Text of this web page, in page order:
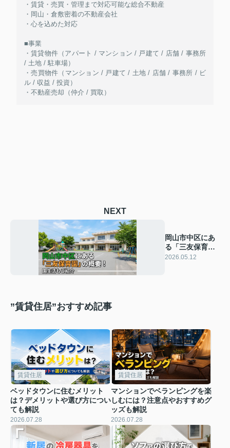
・賃貸・売買・管理まで対応可能な総合不動産
・岡山・倉敷密着の不動産会社
・心を込めた対応
■事業
・賃貸物件（アパート / マンション / 戸建て / 店舗 / 事務所
/ 土地 / 駐車場）
・売買物件（マンション / 戸建て / 土地 / 店舗 / 事務所 / ビ
ル / 収益 / 投資）
・不動産売却（仲介 / 買取）
NEXT
岡山市中区にあ
る「三友保育
園」の概要！園
2026.05.12
”賃貸住居”おすすめ記事
賃貸住居
ベッドタウンに住むメリット
は？デメリットや選び方につい
ても解説
2026.07.28
賃貸住居
マンションでベランピングを楽
しむには？注意点やおすすめグ
ッズも解説
2026.07.28